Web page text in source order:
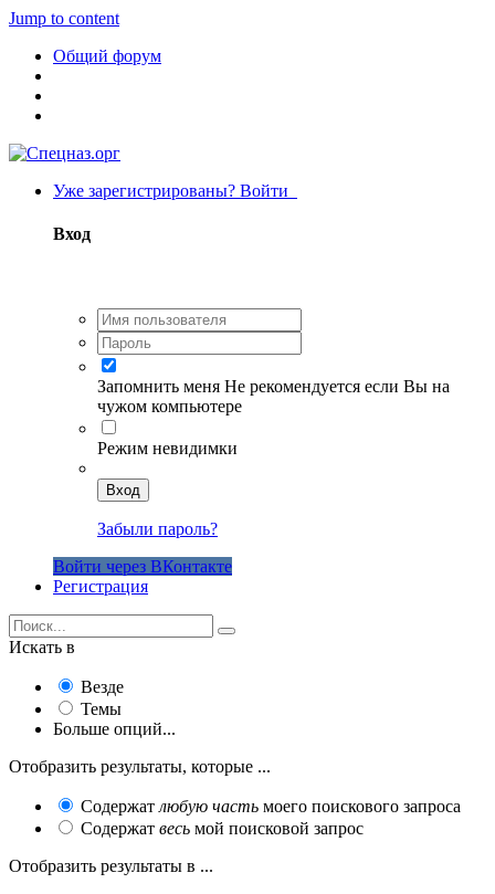
Jump to content
Общий форум
Уже зарегистрированы? Войти
Вход
Запомнить меня Не рекомендуется если Вы на
чужом компьютере
Режим невидимки
Вход
Забыли пароль?
Войти через ВКонтакте
Регистрация
Искать в
Везде
Темы
Больше опций...
Отобразить результаты, которые ...
Содержат любую часть моего поискового запроса
Содержат весь мой поисковой запрос
Отобразить результаты в ...